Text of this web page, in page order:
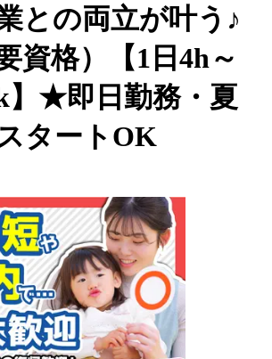
との両立が叶う♪
資格）【1日4h～
】★即日勤務・夏
タートOK